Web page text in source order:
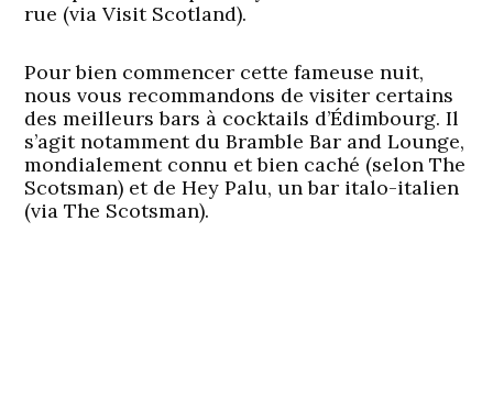
rue (via Visit Scotland).
Pour bien commencer cette fameuse nuit,
nous vous recommandons de visiter certains
des meilleurs bars à cocktails d’Édimbourg. Il
s’agit notamment du Bramble Bar and Lounge,
mondialement connu et bien caché (selon The
Scotsman) et de Hey Palu, un bar italo-italien
(via The Scotsman).